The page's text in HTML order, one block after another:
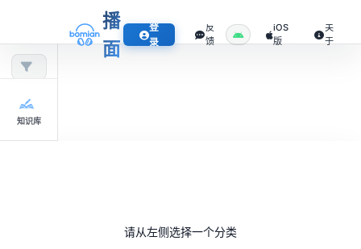
播
面
登
录
反
馈
iOS
版
关
于
知识库
请从左侧选择一个分类